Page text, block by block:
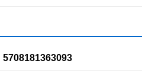
5708181363093